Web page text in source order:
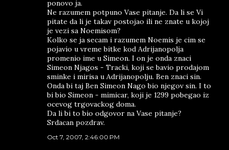
ponovo ja.
Ne razumem potpuno Vase pitanje. Da li se Vi
pitate da li je takav postojao ili ne znate u kojoj
je vezi sa Noemisom?
Kolko se ja secam i razumem Noemis je cim se
pojavio u vreme bitke kod Adrijanopolja
promenio ime u Simeon. I on je onda znaci
Simeon Njagos - Tracki, koji se bavio prodajom
sminke i mirisa u Adrijanopolju. Ben znaci sin.
Onda bi taj Ben Simeon Nago bio njegov sin. I to
bi bio Simeon - mimicar, koji je 1299 pobegao iz
ocevog trgovackog doma.
Da li bi to bio odgovor na Vase pitanje?
Srdacan pozdrav.
Oct 7, 2007, 2:46:00 PM